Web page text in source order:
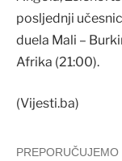
posljednji
duela Mali –
Afrika (21:00).
(Vijesti.ba)